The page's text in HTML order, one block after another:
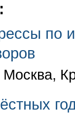
по
Москва,